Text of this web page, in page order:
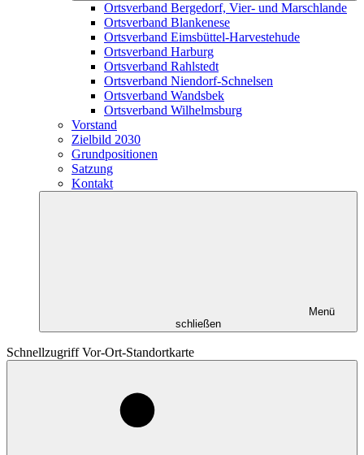
Ortsverband Bergedorf, Vier- und Marschlande
Ortsverband Blankenese
Ortsverband Eimsbüttel-Harvestehude
Ortsverband Harburg
Ortsverband Rahlstedt
Ortsverband Niendorf-Schnelsen
Ortsverband Wandsbek
Ortsverband Wilhelmsburg
Vorstand
Zielbild 2030
Grundpositionen
Satzung
Kontakt
Menü
schließen
Schnellzugriff Vor-Ort-Standortkarte